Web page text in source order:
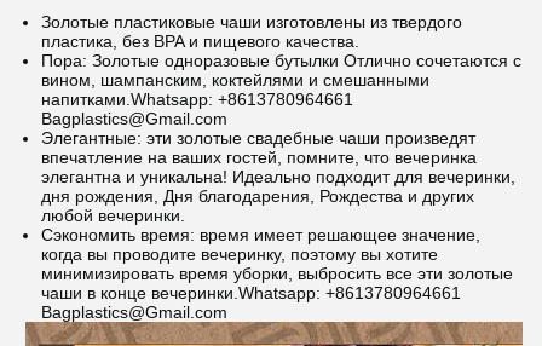
Золотые пластиковые чаши изготовлены из твердого
пластика, без BPA и пищевого качества.
Пора: Золотые одноразовые бутылки Отлично сочетаются с
вином, шампанским, коктейлями и смешанными
напитками. Whatsapp: +8613780964661
Bagplastics@Gmail.com
Элегантные: эти золотые свадебные чаши произведят
впечатление на ваших гостей, помните, что вечеринка
элегантна и уникальна! Идеально подходит для вечеринки,
дня рождения, Дня благодарения, Рождества и других
любой вечеринки.
Сэкономить время: время имеет решающее значение,
когда вы проводите вечеринку, поэтому вы хотите
минимизировать время уборки, выбросить все эти золотые
чаши в конце вечеринки. Whatsapp: +8613780964661
Bagplastics@Gmail.com